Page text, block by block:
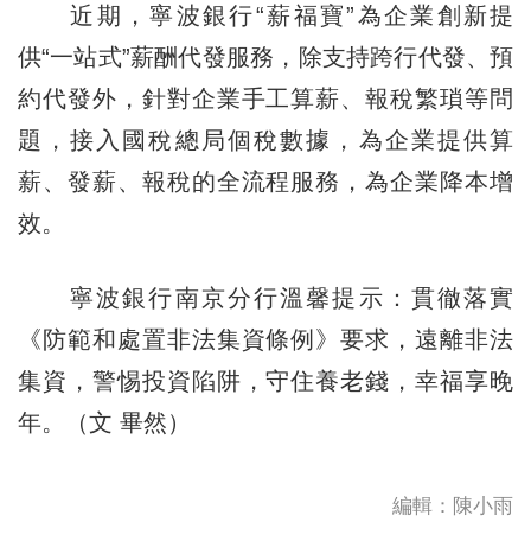
近期，寧波銀行“薪福寶”為企業創新提
供“一站式”薪酬代發服務，除支持跨行代發、預
約代發外，針對企業手工算薪、報稅繁瑣等問
題，接入國稅總局個稅數據，為企業提供算
薪、發薪、報稅的全流程服務，為企業降本增
效。
寧波銀行南京分行溫馨提示：貫徹落實
《防範和處置非法集資條例》要求，遠離非法
集資，警惕投資陷阱，守住養老錢，幸福享晚
年。（文 畢然）
編輯：陳小雨